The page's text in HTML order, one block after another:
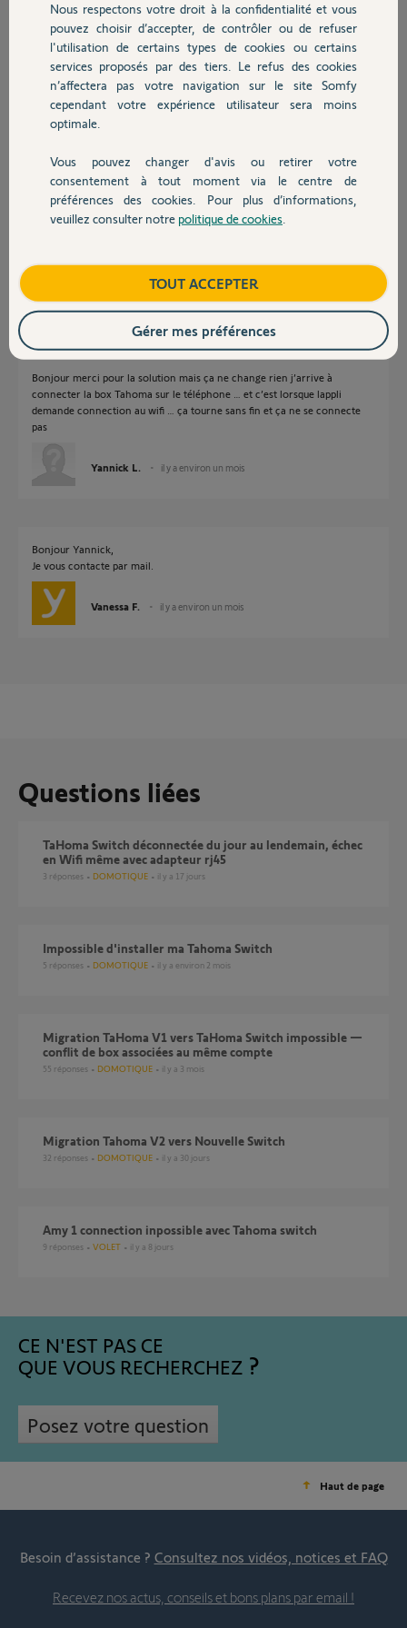
Chauffage
Autres produits
Devis avec un pro
Contact
Yannick L.
il y a environ un mois
Participer au fil de discussion
Réponses
Bonjour Yannick,
Pouvez vous essayer avec un autre bloc d'alimentation (un chargeur de
Bonjour merci pour la solution mais ça ne change rien j’arrive à
connecter la box Tahoma sur le téléphone … et c’est lorsque lappli
demande connection au wifi … ça tourne sans fin et ça ne se connecte
pas
Yannick L. il y a environ un mois
Bonjour Yannick,
Je vous contacte par mail.
Vanessa F. il y a environ un mois
Questions liées
TaHoma Switch déconnectée du jour au lendemain, échec
en Wifi même avec adapteur rj45
3 réponses DOMOTIQUE il y a 17 jours
Impossible d'installer ma Tahoma Switch
5 réponses DOMOTIQUE il y a environ 2 mois
Migration TaHoma V1 vers TaHoma Switch impossible —
conflit de box associées au même compte
55 réponses DOMOTIQUE il y a 3 mois
Migration Tahoma V2 vers Nouvelle Switch
32 réponses DOMOTIQUE il y a 30 jours
Amy 1 connection inpossible avec Tahoma switch
9 réponses VOLET il y a 8 jours
CE N'EST PAS CE
QUE VOUS RECHERCHEZ
Posez votre question
Haut de page
Besoin d’assistance ? Consultez nos vidéos, notices et FAQ
Recevez nos actus, conseils et bons plans par email !
Nous respectons votre droit à la confidentialité et vous
pouvez choisir d’accepter, de contrôler ou de refuser
l'utilisation de certains types de cookies ou certains
services proposés par des tiers. Le refus des cookies
n’affectera pas votre navigation sur le site Somfy
cependant votre expérience utilisateur sera moins
optimale.
Vous pouvez changer d'avis ou retirer votre
consentement à tout moment via le centre de
préférences des cookies. Pour plus d’informations,
veuillez consulter notre politique de cookies
TOUT ACCEPTER
Gérer mes préférences